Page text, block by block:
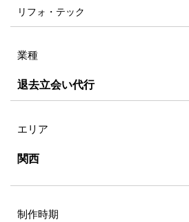
リフォ・テック
業種
退去立会い代行
エリア
関西
制作時期